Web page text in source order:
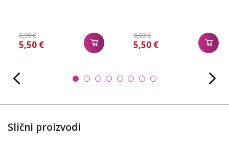
6,99 €
5,50 €
6,99 €
5,50 €
Slični proizvodi